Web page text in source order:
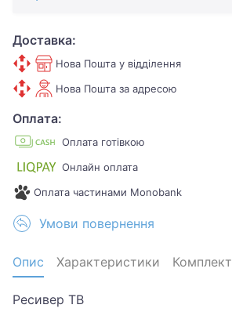
Доставка:
Нова Пошта у відділення
Нова Пошта за адресою
Оплата:
Оплата готівкою
Онлайн оплата
Оплата частинами Monobank
Умови повернення
Опис Характеристики Комплект
Ресивер ТВ